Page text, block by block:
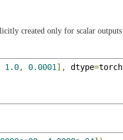
created only for scalar outputs
1.0, 0.0001 ], dtype=torch